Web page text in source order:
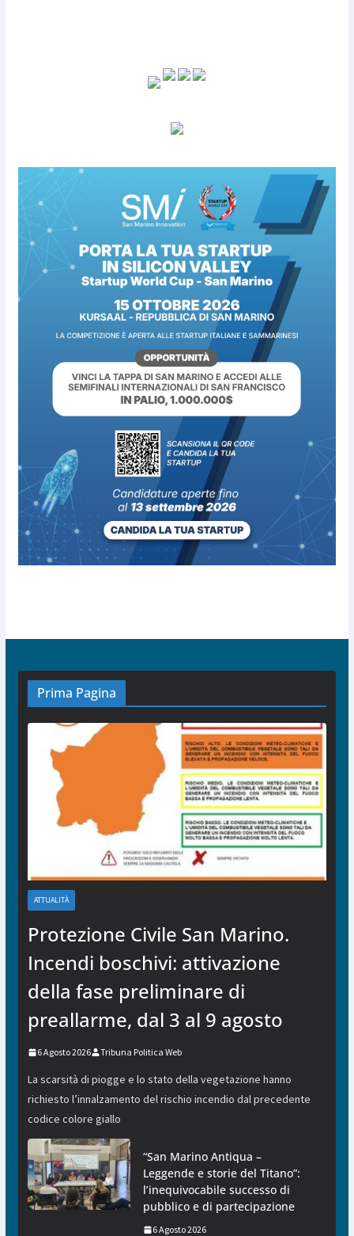
Prima Pagina
ATTUALITÀ
Protezione Civile San Marino.
Incendi boschivi: attivazione
della fase preliminare di
preallarme, dal 3 al 9 agosto
6 Agosto 2026 Tribuna Politica Web
La scarsità di piogge e lo stato della vegetazione hanno
richiesto l’innalzamento del rischio incendio dal precedente
codice colore giallo
“San Marino Antiqua –
Leggende e storie del Titano”:
l’inequivocabile successo di
pubblico e di partecipazione
6 Agosto 2026